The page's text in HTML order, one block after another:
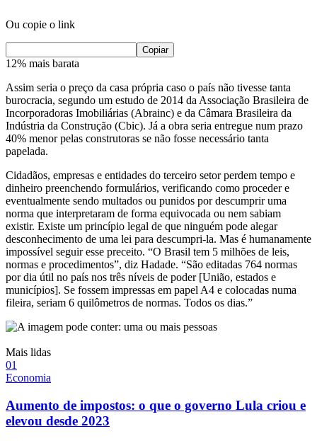
Ou copie o link
Copiar
12% mais barata
Assim seria o preço da casa própria caso o país não tivesse tanta
burocracia, segundo um estudo de 2014 da Associação Brasileira de
Incorporadoras Imobiliárias (Abrainc) e da Câmara Brasileira da
Indústria da Construção (Cbic). Já a obra seria entregue num prazo
40% menor pelas construtoras se não fosse necessário tanta
papelada.
Cidadãos, empresas e entidades do terceiro setor perdem tempo e
dinheiro preenchendo formulários, verificando como proceder e
eventualmente sendo multados ou punidos por descumprir uma
norma que interpretaram de forma equivocada ou nem sabiam
existir. Existe um princípio legal de que ninguém pode alegar
desconhecimento de uma lei para descumpri-la. Mas é humanamente
impossível seguir esse preceito. “O Brasil tem 5 milhões de leis,
normas e procedimentos”, diz Hadade. “São editadas 764 normas
por dia útil no país nos três níveis de poder [União, estados e
municípios]. Se fossem impressas em papel A4 e colocadas numa
fileira, seriam 6 quilômetros de normas. Todos os dias.”
Mais lidas
01
Economia
Aumento de impostos: o que o governo Lula criou e
elevou desde 2023